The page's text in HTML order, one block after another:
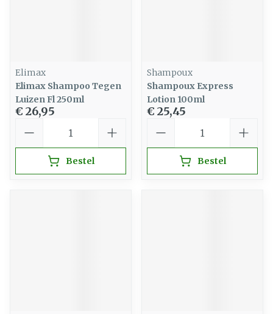
Elimax
Elimax Shampoo Tegen
Luizen Fl 250ml
€ 26,95
Bestel
Shampoux
Shampoux Express
Lotion 100ml
€ 25,45
Bestel